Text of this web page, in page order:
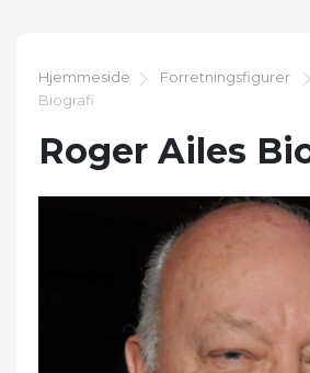
Hjemmeside Forretningsfigurer
Biografi
Roger Ailes